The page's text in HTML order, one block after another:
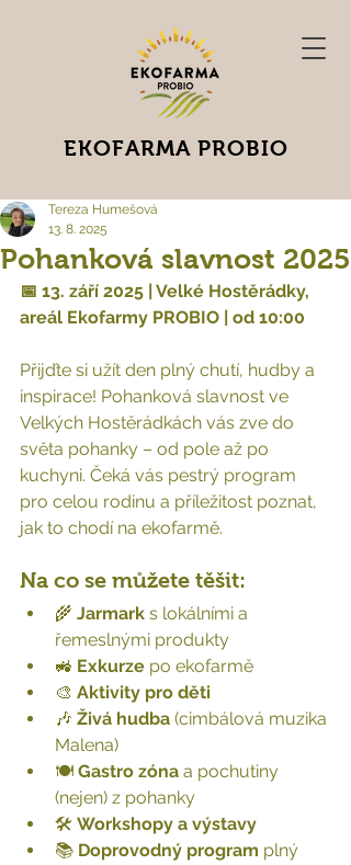
EKOFARMA PROBIO
Pohanková slavnost 2025
Tereza Humešová
13. 8. 2025
📅 13. září 2025 | Velké Hostěrádky,
areál Ekofarmy PROBIO | od 10:00
Přijďte si užít den plný chutí, hudby a
inspirace! Pohanková slavnost ve
Velkých Hostěrádkách vás zve do
světa pohanky – od pole až po
kuchyni. Čeká vás pestrý program
pro celou rodinu a příležitost poznat,
jak to chodí na ekofarmě.
Na co se můžete těšit:
🌾 Jarmark s lokálními a
řemeslnými produkty
🚜 Exkurze po ekofarmě
🎨 Aktivity pro děti
🎶 Živá hudba (cimbálová muzika
Malena)
🍽 Gastro zóna a pochutiny
(nejen) z pohanky
🛠 Workshopy a výstavy
📚 Doprovodný program plný